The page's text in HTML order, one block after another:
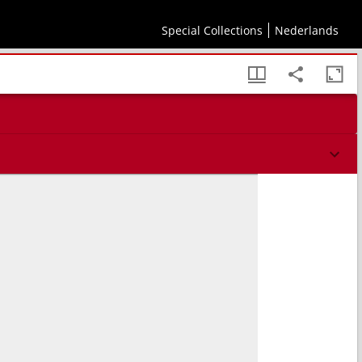
Special Collections Nederlands